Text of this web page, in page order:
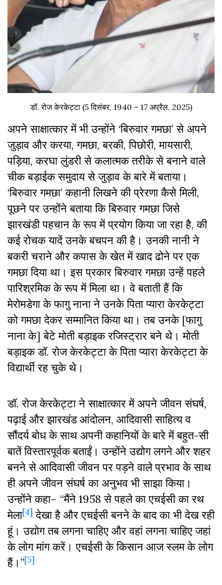
डॉ. रोज केरकेट्टा (5 दिसंबर, 1940 – 17 अप्रैल, 2025)
अपने साक्षात्कार में भी उन्होंने ‘बिरुवार गमछा’ से अपने
जुड़ाव और करया, गमछा, बरकी, पिछोरी, मायसारी,
पड़िया, करघा लुंडरी से कलात्मक तरीके से बनाने वाले
चीक बड़ाईक समुदाय से जुड़ाव के बारे में बताया।
‘बिरुवार गमछा’ कहानी लिखने की प्रेरणा कैसे मिली,
पूछने पर उन्होंने बताया कि बिरुवार गमछा जिसे
झारखंडी पहचान के रूप में प्रयोग किया जा रहा है, की
कई रोचक यादें उनके बचपन की है। उनकी नानी ने
बकरी चराने और कपास के खेत में खाद ढोने पर एक
गमछा दिया था। इस प्रकार बिरुवार गमछा उन्हें पहले
पारिश्रमिक के रूप में मिला था। वे बताती हैं कि
मेरोमडेगा के फागु नाना ने उनके पिता प्यारा केरकेट्टा
को गमछा देकर सम्मानित किया था। तब उनके [फागु
नाना के] बेटे मोती बड़ाइक रजिस्ट्रार बने थे। मोती
बड़ाइक डॉ. रोज केरकेट्टा के पिता प्यारा केरकेट्टा के
विद्यार्थी रह चुके थे।
डॉ. रोज केरकेट्टा ने साक्षात्कार में अपने जीवन संघर्ष,
पढ़ाई और झारखंड आंदोलन, आदिवासी साहित्य व
सौंदर्य बोध के साथ अपनी कहानियों के बारे में बहुत-सी
बातें विस्तारपूर्वक बताईं। उन्होंने उद्योग लगने और शहर
बनने से आदिवासी जीवन पर पड़ने वाले प्रभाव के साथ
ही अपने जीवन संघर्ष का अनुभव भी साझा किया।
उन्होंने कहा– “मैंने 1958 से पहले का एचईसी का रथ
मेला[4] देखा है और एचईसी बनने के बाद का भी देख रही
हूं। उद्योग तब लगना चाहिए और वहां लगना चाहिए जहां
के लोग मांग करें। एचईसी के किसान आज स्लम के लोग
हैं।”[5]